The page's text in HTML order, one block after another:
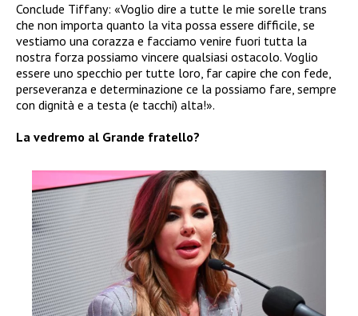
Conclude Tiffany: «Voglio dire a tutte le mie sorelle trans
che non importa quanto la vita possa essere difficile, se
vestiamo una corazza e facciamo venire fuori tutta la
nostra forza possiamo vincere qualsiasi ostacolo. Voglio
essere uno specchio per tutte loro, far capire che con fede,
perseveranza e determinazione ce la possiamo fare, sempre
con dignità e a testa (e tacchi) alta!».
La vedremo al Grande fratello?